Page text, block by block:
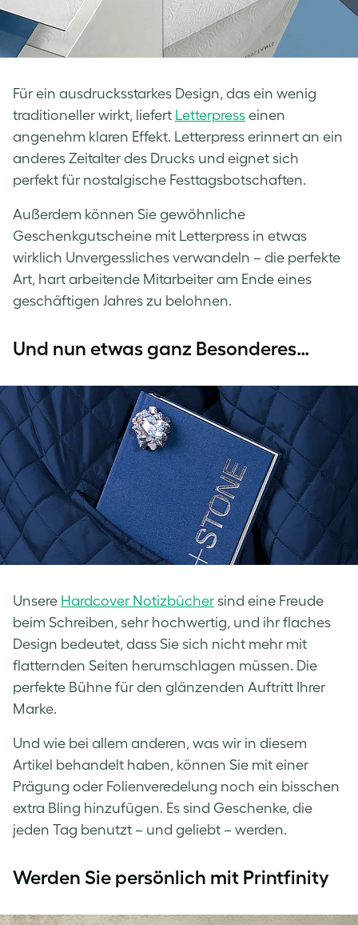
Für ein ausdrucksstarkes Design, das ein wenig
traditioneller wirkt, liefert Letterpress einen
angenehm klaren Effekt. Letterpress erinnert an ein
anderes Zeitalter des Drucks und eignet sich
perfekt für nostalgische Festtagsbotschaften.
Außerdem können Sie gewöhnliche
Geschenkgutscheine mit Letterpress in etwas
wirklich Unvergessliches verwandeln – die perfekte
Art, hart arbeitende Mitarbeiter am Ende eines
geschäftigen Jahres zu belohnen.
Und nun etwas ganz Besonderes…
Unsere Hardcover Notizbücher sind eine Freude
beim Schreiben, sehr hochwertig, und ihr flaches
Design bedeutet, dass Sie sich nicht mehr mit
flatternden Seiten herumschlagen müssen. Die
perfekte Bühne für den glänzenden Auftritt Ihrer
Marke.
Und wie bei allem anderen, was wir in diesem
Artikel behandelt haben, können Sie mit einer
Prägung oder Folienveredelung noch ein bisschen
extra Bling hinzufügen. Es sind Geschenke, die
jeden Tag benutzt – und geliebt – werden.
Werden Sie persönlich mit Printfinity